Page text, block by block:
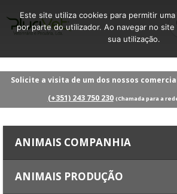
Solicite a visita de um dos nossos
(+351) 243 750 230 (Chamada para a
ANIMAIS COMPANHIA
ANIMAIS PRODUÇÃO
Este site utiliza cookies para permitir
por parte do utilizador. Ao navegar no
sua utilização.